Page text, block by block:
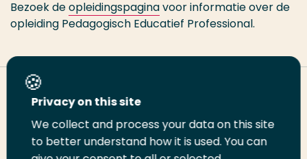
Bezoek deopleidingspaginavoor informatie over de
opleiding Pedagogisch Educatief Professional.
Deel deze pagina
DeelDeelDeelEmailPrint
Privacy on this site
We collect and process your data on this site
to better understand how it is used. You can